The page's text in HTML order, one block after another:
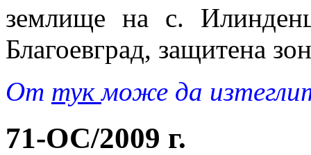
землище на с.
Благоевград, защитена
Oт тукможе да
71-ОС/2009 г.